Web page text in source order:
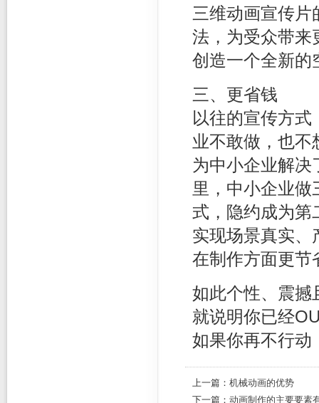
三维动画宣传片
法，为受众带来
创造一个全新的
三、更省钱
以往的宣传方
业不敢做，也不
为中小企业解决
里，中小企业做
式，隐约成为第
实现场景真实、
在制作方面更节
如此个性、震撼
就说明你已经
如果你再不行动
上一篇： 机械动画的优势
下一篇： 动画制作的主要要素